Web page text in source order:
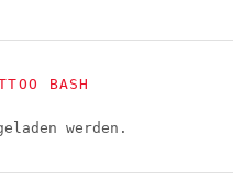
BASH
werden.